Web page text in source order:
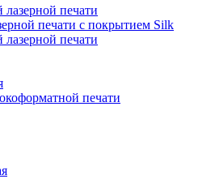
печати
печати с покрытием Silk
печати
печати